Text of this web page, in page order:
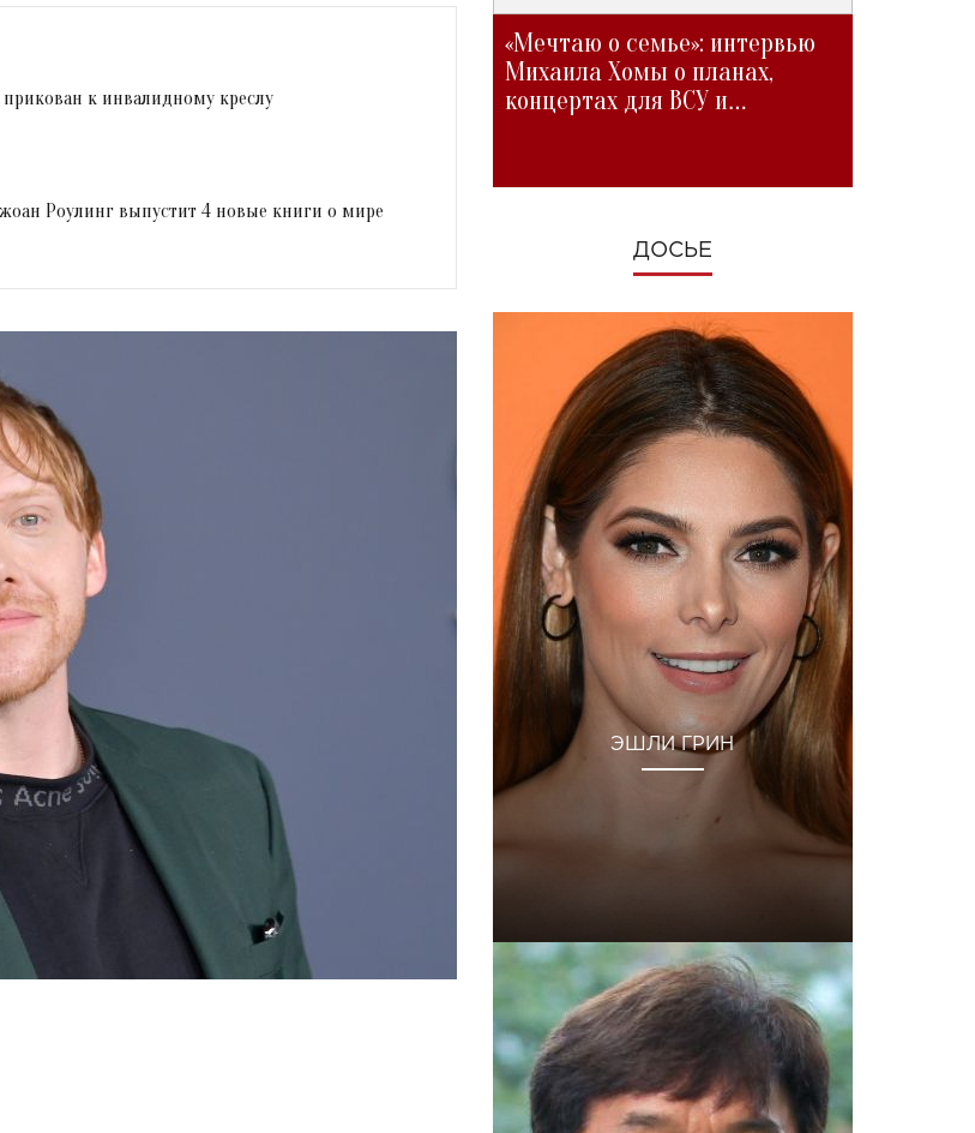
прикован к инвалидному креслу
Роулинг выпустит 4 новые книги о мире
«Мечтаю о семье»: интервью
Михаила Хомы о планах,
концертах для ВСУ и
ДОСЬЕ
ЭШЛИ ГРИН